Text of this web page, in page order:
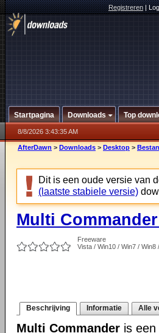
Registreren|
Startpagina Downloads Top
8/8/2026 3:43:35 AM
AfterDawn > Downloads > Desktop >
Dit is een oude versie van
(laatste stabiele versie)
Multi
Freeware
Vista / Win10 / Win7 / Win8
Beschrijving Informatie Alle
Multi Commander is